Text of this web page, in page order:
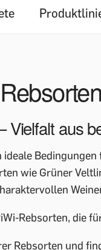
Rebsorten
Vielfalt aus
wie Grüner
Rebsorten, die
Rebsorten und